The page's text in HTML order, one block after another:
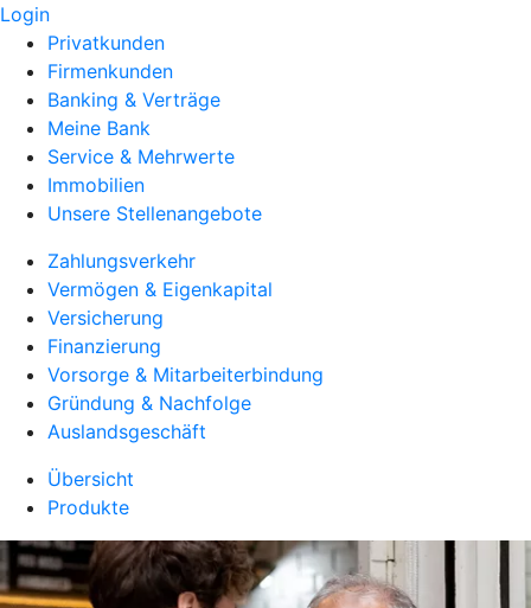
Login
Privatkunden
Firmenkunden
Banking & Verträge
Meine Bank
Service & Mehrwerte
Immobilien
Unsere Stellenangebote
Zahlungsverkehr
Vermögen & Eigenkapital
Versicherung
Finanzierung
Vorsorge & Mitarbeiterbindung
Gründung & Nachfolge
Auslandsgeschäft
Übersicht
Produkte